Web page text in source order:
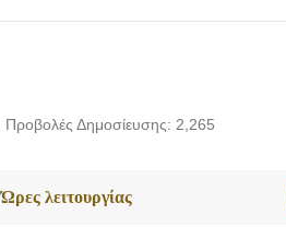
Προβολές Δημοσίευσης: 2,265
Ώρες λειτουργίας